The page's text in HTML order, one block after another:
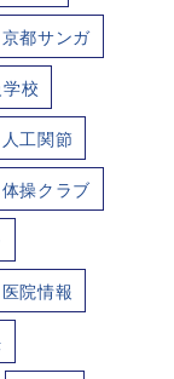
京都サンガ
校
人工関節
体操クラブ
医院情報